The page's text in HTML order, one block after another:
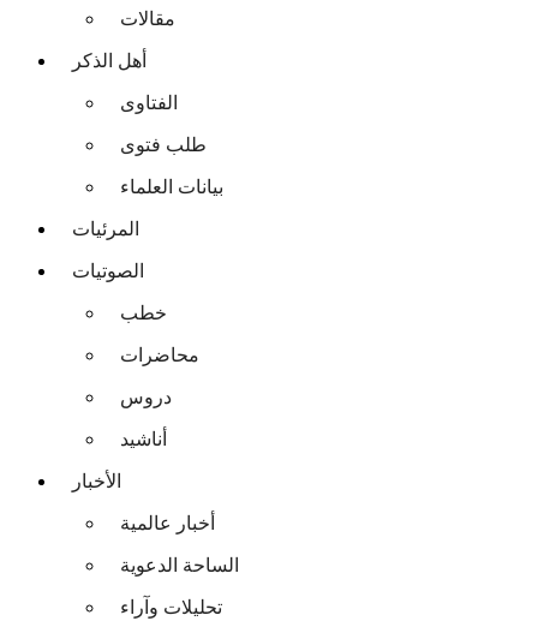
مقالات
أهل الذكر
الفتاوى
طلب فتوى
بيانات العلماء
المرئيات
الصوتيات
خطب
محاضرات
دروس
أناشيد
الأخبار
أخبار عالمية
الساحة الدعوية
تحليلات وآراء